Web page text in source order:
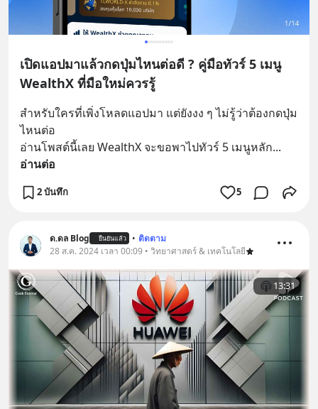
เปิดแอปมาแล้วกดปุ่มไหนต่อดี ? คู่มือทัวร์ 5 เมนู
WealthX ที่มือใหม่ควรรู้
สำหรับใครที่เพิ่งโหลดแอปมา แต่ยังงง ๆ ไม่รู้ว่าต้องกดปุ่ม
ไหนต่อ
อ่านโพสต์นี้เลย WealthX จะขอพาไปทัวร์ 5 เมนูหลัก
อ่านต่อ
2 บันทึก 5
ด.ดล Blog ยืนยันแล้ว • ติดตาม
28 ส.ค. 2024 เวลา 00:09 • วิทยาศาสตร์ & เทคโนโลยี
13:31